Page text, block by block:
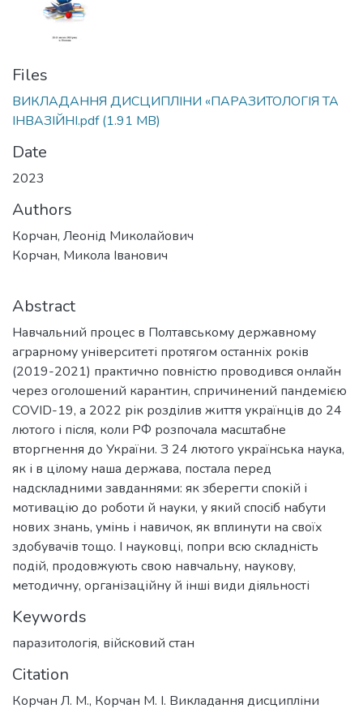
Files
ВИКЛАДАННЯ ДИСЦИПЛІНИ «ПАРАЗИТОЛОГІЯ ТА
ІНВАЗІЙНІ.pdf(1.91 MB)
Date
2023
Authors
Корчан, Леонід Миколайович
Корчан, Микола Іванович
Abstract
Навчальний процес в Полтавському державному
аграрному університеті протягом останніх років
(2019-2021) практично повністю проводився онлайн
через оголошений карантин, спричинений пандемією
COVID-19, а 2022 рік розділив життя українців до 24
лютого і після, коли РФ розпочала масштабне
вторгнення до України. З 24 лютого українська наука,
як і в цілому наша держава, постала перед
надскладними завданнями: як зберегти спокій і
мотивацію до роботи й науки, у який спосіб набути
нових знань, умінь і навичок, як вплинути на своїх
здобувачів тощо. І науковці, попри всю складність
подій, продовжують свою навчальну, наукову,
методичну, організаційну й інші види діяльності
Keywords
паразитологія, війсковий стан
Citation
Корчан Л. М., Корчан М. І. Викладання дисципліни